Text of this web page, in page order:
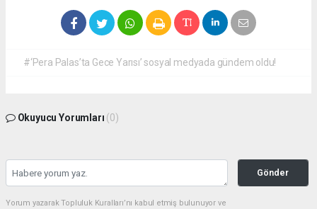
#‘Pera Palas’ta Gece Yarısı’ sosyal medyada gündem oldu!
Okuyucu Yorumları (0)
Gönder
Yorum yazarak Topluluk Kuralları’nı kabul etmiş bulunuyor ve